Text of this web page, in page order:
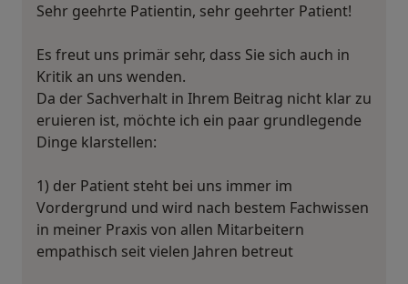
Sehr geehrte Patientin, sehr geehrter Patient!
Es freut uns primär sehr, dass Sie sich auch in
Kritik an uns wenden.
Da der Sachverhalt in Ihrem Beitrag nicht klar zu
eruieren ist, möchte ich ein paar grundlegende
Dinge klarstellen:
1) der Patient steht bei uns immer im
Vordergrund und wird nach bestem Fachwissen
in meiner Praxis von allen Mitarbeitern
empathisch seit vielen Jahren betreut